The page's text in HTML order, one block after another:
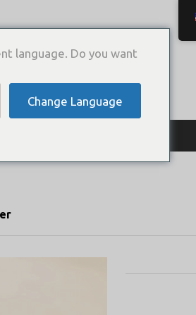
СВЯЗАТЬСЯ С НАМИ
language. Do you want
Change Language